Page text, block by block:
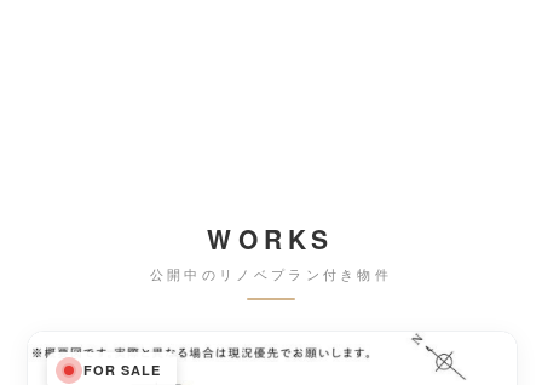
WORKS
公開中のリノベプラン付き物件
FOR SALE